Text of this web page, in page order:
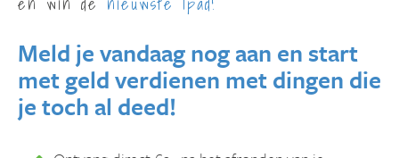
Meld je vandaag nog aan en start
met geld verdienen met dingen die
je toch al deed!